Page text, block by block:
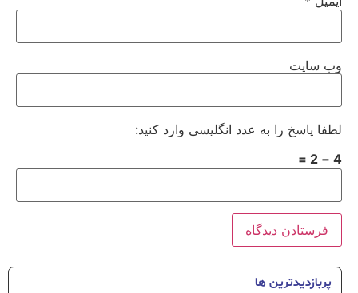
وب‌ سایت
لطفا پاسخ را به عدد انگلیسی وارد کنید:
4 − 2 =
پربازدیدترین ها